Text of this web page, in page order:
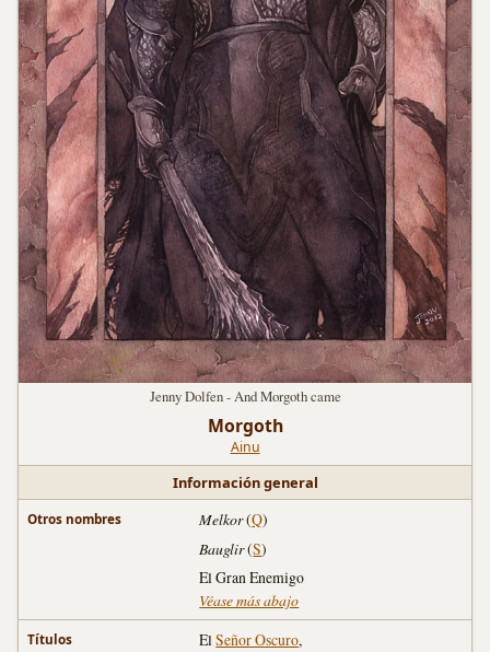
Jenny Dolfen - And Morgoth came
Morgoth
Ainu
Información general
Otros nombres Melkor(Q)
Bauglir(S)
El Gran Enemigo
Véase más abajo
Títulos ElSeñor Oscuro,